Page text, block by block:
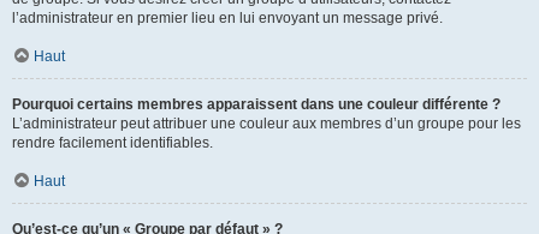
l’administrateur en premier lieu en lui envoyant un message privé.
Haut
Pourquoi certains membres apparaissent dans une couleur différente ?
L’administrateur peut attribuer une couleur aux membres d’un groupe pour les
rendre facilement identifiables.
Haut
Qu’est-ce qu’un « Groupe par défaut » ?